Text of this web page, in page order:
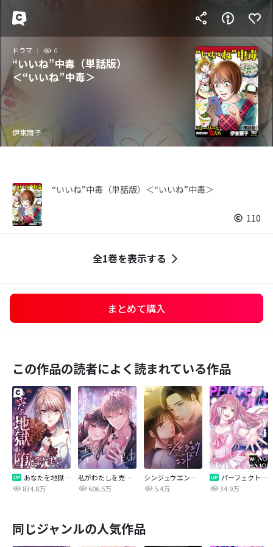
ドラマ 6
“いいね”中毒（単話版）
＜“いいね”中毒＞
伊東爾子
“いいね”中毒（単話版）＜“いいね”中毒＞
110
全1巻を表示する
まとめて購入
この作品の読者によく読まれている作品
あなたを地獄に堕とすまで
834.8万
私がわたしを売る理由
606.5万
シンジュウエンド【タテヨミ】
5.4万
パーフェクトグリッター
34.9万
同じジャンルの人気作品